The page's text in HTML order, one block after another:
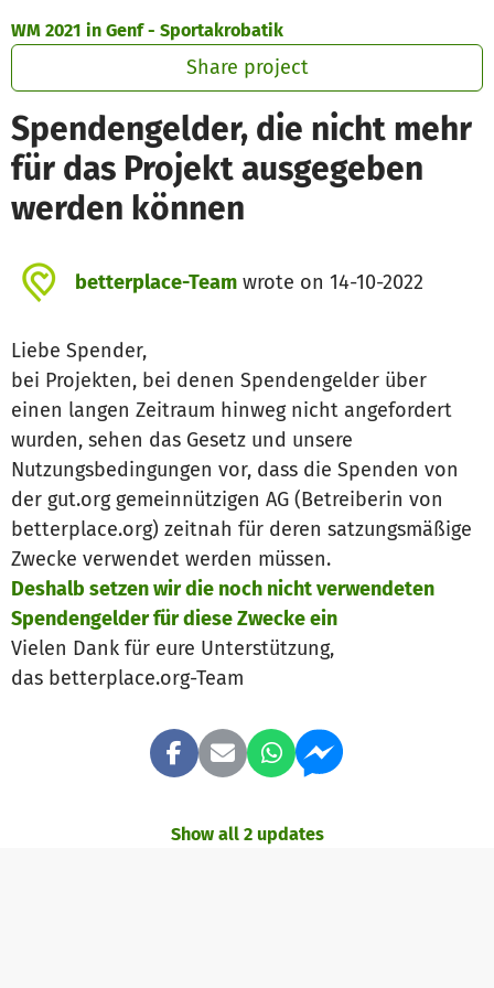
WM 2021 in Genf - Sportakrobatik
Share project
Spendengelder, die nicht mehr
für das Projekt ausgegeben
werden können
betterplace-Team wrote on 14-10-2022
Liebe Spender,
bei Projekten, bei denen Spendengelder über
einen langen Zeitraum hinweg nicht angefordert
wurden, sehen das Gesetz und unsere
Nutzungsbedingungen vor, dass die Spenden von
der gut.org gemeinnützigen AG (Betreiberin von
betterplace.org) zeitnah für deren satzungsmäßige
Zwecke verwendet werden müssen.
Deshalb setzen wir die noch nicht verwendeten
Spendengelder für diese Zwecke ein
Vielen Dank für eure Unterstützung,
das betterplace.org-Team
Show all 2 updates